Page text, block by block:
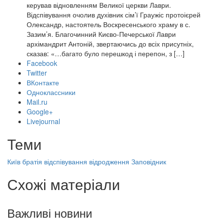
керував відновленням Великої церкви Лаври.
Відспівування очолив духівник сім’ї Граужіс протоієрей
Олександр, настоятель Воскресенського храму в с.
Зазим’я. Благочинний Києво-Печерської Лаври
архімандрит Антоній, звертаючись до всіх присутніх,
сказав: «…багато було перешкод і перепон, з […]
Facebook
Twitter
ВКонтакте
Одноклассники
Mail.ru
Google+
Livejournal
Теми
Київ братія відспівування відродження Заповідник
Схожі матеріали
Важливі новини